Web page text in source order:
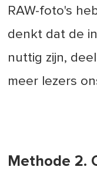
RAW-foto's
denkt dat de
nuttig zijn,
meer lezers
Methode 2.